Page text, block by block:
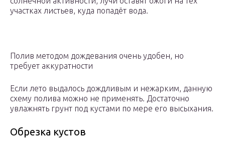
участках листьев, куда попадёт вода.
Полив методом дождевания очень удобен, но
требует аккуратности
Если лето выдалось дождливым и нежарким, данную
схему полива можно не применять. Достаточно
увлажнять грунт под кустами по мере его высыхания.
Обрезка кустов